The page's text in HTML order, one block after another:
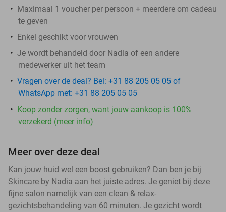
Maximaal 1 voucher per persoon + meerdere om cadeau
te geven
Enkel geschikt voor vrouwen
Je wordt behandeld door Nadia of een andere
medewerker uit het team
Vragen over de deal? Bel: +31 88 205 05 05 of
WhatsApp met: +31 88 205 05 05
Koop zonder zorgen, want jouw aankoop is 100%
verzekerd (meer info)
Meer over deze deal
Kan jouw huid wel een boost gebruiken? Dan ben je bij
Skincare by Nadia aan het juiste adres. Je geniet bij deze
fijne salon namelijk van een clean & relax-
gezichtsbehandeling van 60 minuten. Je gezicht wordt